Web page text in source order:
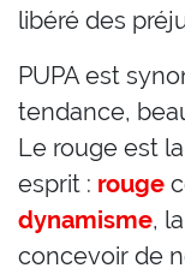
libéré des
PUPA est
tendance,
Le rouge est
esprit : rouge
dynamisme, la
concevoir de